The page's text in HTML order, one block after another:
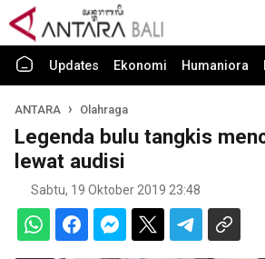
Updates Ekonomi Humaniora
ANTARA Olahraga
Legenda bulu tangkis
lewat audisi
Sabtu, 19 Oktober 2019 23:48